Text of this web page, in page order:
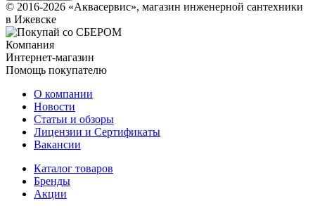
© 2016-2026 «Аквасервис», магазин инженерной сантехники
в Ижевске
Компания
Интернет-магазин
Помощь покупателю
О компании
Новости
Статьи и обзоры
Лицензии и Сертификаты
Вакансии
Каталог товаров
Бренды
Акции